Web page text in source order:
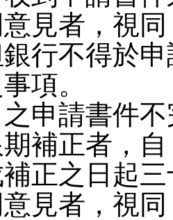
見者，視同
行不得於
項。
申請書件
補正者，自
正之日起
見者，視同